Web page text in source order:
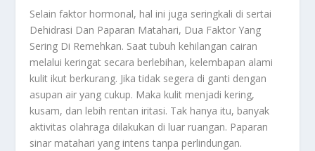
Selain faktor hormonal, hal ini juga seringkali di sertai
Dehidrasi Dan Paparan Matahari, Dua Faktor Yang
Sering Di Remehkan. Saat tubuh kehilangan cairan
melalui keringat secara berlebihan, kelembapan alami
kulit ikut berkurang. Jika tidak segera di ganti dengan
asupan air yang cukup. Maka kulit menjadi kering,
kusam, dan lebih rentan iritasi. Tak hanya itu, banyak
aktivitas olahraga dilakukan di luar ruangan. Paparan
sinar matahari yang intens tanpa perlindungan.